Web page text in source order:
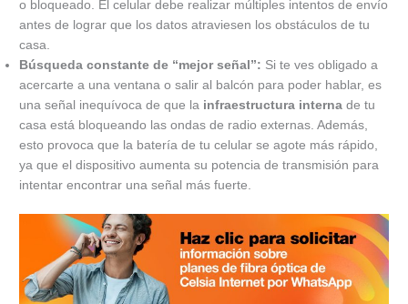
o bloqueado. El celular debe realizar múltiples intentos de envío
antes de lograr que los datos atraviesen los obstáculos de tu
casa.
Búsqueda constante de “mejor señal”: Si te ves obligado a
acercarte a una ventana o salir al balcón para poder hablar, es
una señal inequívoca de que la infraestructura interna de tu
casa está bloqueando las ondas de radio externas. Además,
esto provoca que la batería de tu celular se agote más rápido,
ya que el dispositivo aumenta su potencia de transmisión para
intentar encontrar una señal más fuerte.